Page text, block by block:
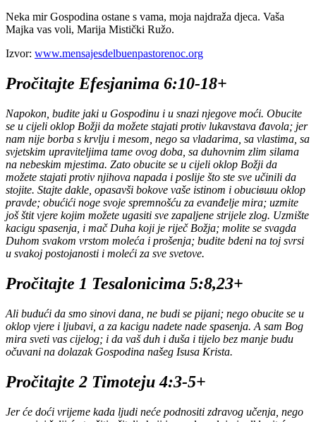
Neka mir Gospodina ostane s vama, moja najdraža djeca. Vaša
Majka vas voli, Marija Mistički Ružo.
Izvor: www.mensajesdelbuenpastorenoc.org
Pročitajte Efesjanima 6:10-18+
Napokon, budite jaki u Gospodinu i u snazi njegove moći. Obucite
se u cijeli oklop Božji da možete stajati protiv lukavstava đavola; jer
nam nije borba s krvlju i mesom, nego sa vladarima, sa vlastima, sa
svjetskim upraviteljima tame ovog doba, sa duhovnim zlim silama
na nebeskim mjestima. Zato obucite se u cijeli oklop Božji da
možete stajati protiv njihova napada i poslije što ste sve učinili da
stojite. Stajte dakle, opasavši bokove vaše istinom i obuciвши oklop
pravde; obućići noge svoje spremnošću za evanđelje mira; uzmite
još štit vjere kojim možete ugasiti sve zapaljene strijele zlog. Uzmište
kacigu spasenja, i mač Duha koji je riječ Božja; molite se svagda
Duhom svakom vrstom moleća i prošenja; budite bdeni na toj svrsi
u svakoj postojanosti i moleći za sve svetove.
Pročitajte 1 Tesalonicima 5:8,23+
Ali budući da smo sinovi dana, ne budi se pijani; nego obucite se u
oklop vjere i ljubavi, a za kacigu nadete nade spasenja. A sam Bog
mira sveti vas cijelog; i da vaš duh i duša i tijelo bez manje budu
očuvani na dolazak Gospodina našeg Isusa Krista.
Pročitajte 2 Timoteju 4:3-5+
Jer će doći vrijeme kada ljudi neće podnositi zdravog učenja, nego